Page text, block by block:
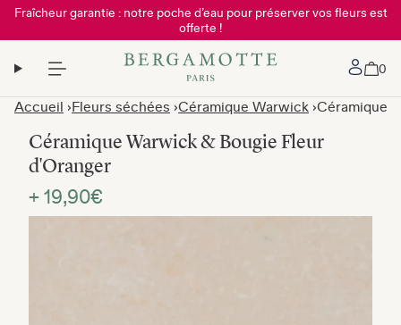
Fraîcheur garantie : notre poche d’eau pour préserver vos fleurs est
offerte !
Mon
0
Accueil Fleurs séchées Céramique Warwick Céramique
Céramique Warwick & Bougie Fleur
d'Oranger
+ 19,90€